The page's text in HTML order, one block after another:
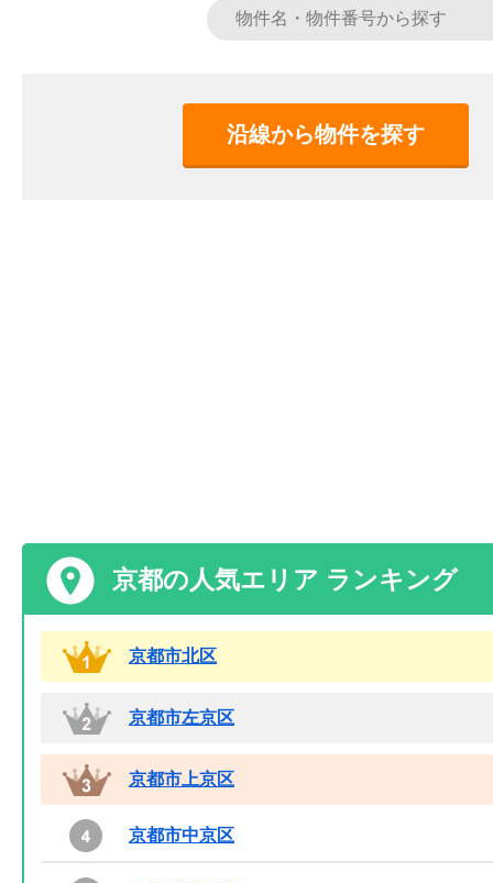
沿線から物件を探す
京都の人気エリア ランキング
京都市北区
京都市左京区
京都市上京区
京都市中京区